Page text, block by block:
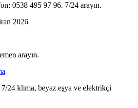
0538 495 97 96. 7/24 arayın.
2026
arayın.
24 klima, beyaz eşya ve elektrikçi